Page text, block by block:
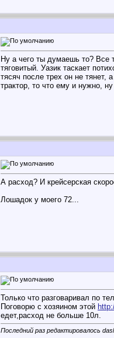
Ну а чего ты думаешь то? Все
тяговитый. Уазик таскает
тясяч после трех он не тянет,
трактор, то что ему и нужно,
А расход? И крейсерская
Лошадок у моего 72...
Только что разговаривал по
Поговорю с хозяином этой
едет,расход не больше 10л.
Последний раз редактировалось